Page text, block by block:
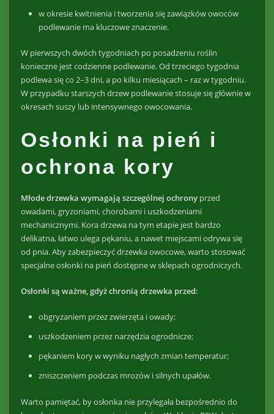
w okresie kwitnienia i tworzenia się zawiązków owoców
podlewanie ma kluczowe znaczenie.
W pierwszych dwóch tygodniach po posadzeniu roślin
konieczne jest codzienne podlewanie. Od trzeciego tygodnia
podlewa się co 2–3 dni, a po kilku miesiącach – raz w tygodniu.
W przypadku starszych drzew podlewanie stosuje się głównie w
okresach suszy lub intensywnego owocowania.
Osłonki na pień i
ochrona kory
Młode drzewka wymagają szczególnej ochronyprzed
owadami, gryzoniami, chorobami i uszkodzeniami
mechanicznymi. Kora drzewa na tym etapie jest bardzo
delikatna, łatwo ulega pękaniu, a nawet miejscami odrywa się
od pnia. Aby zabezpieczyć drzewka owocowe, warto stosować
specjalne osłonki na pień dostępne w sklepach ogrodniczych.
Osłonki są ważne, gdyż chronią drzewka przed:
obgryzaniem przez zwierzęta i owady;
uszkodzeniem przez narzędzia ogrodnicze;
pękaniem kory w wyniku nagłych zmian temperatur;
zniszczeniem podczas mrozów i silnych upałów.
Warto pamiętać, by osłonka nie przylegała bezpośrednio do